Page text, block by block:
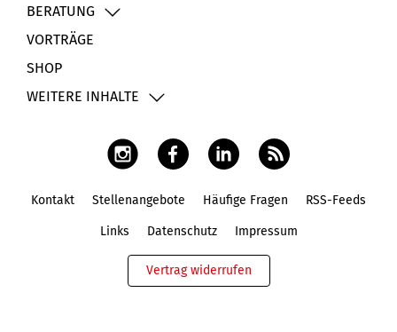
BERATUNG
VORTRÄGE
SHOP
WEITERE INHALTE
Kontakt Stellenangebote Häufige Fragen RSS-Feeds
Links Datenschutz Impressum
Vertrag widerrufen